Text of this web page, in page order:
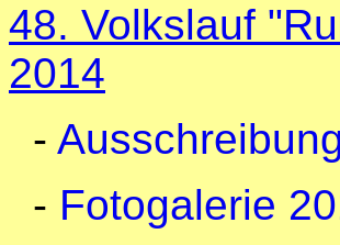
48. Volkslauf
2014
-
- Fotogalerie